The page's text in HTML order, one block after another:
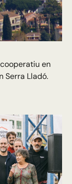
en
Serra Lladó.